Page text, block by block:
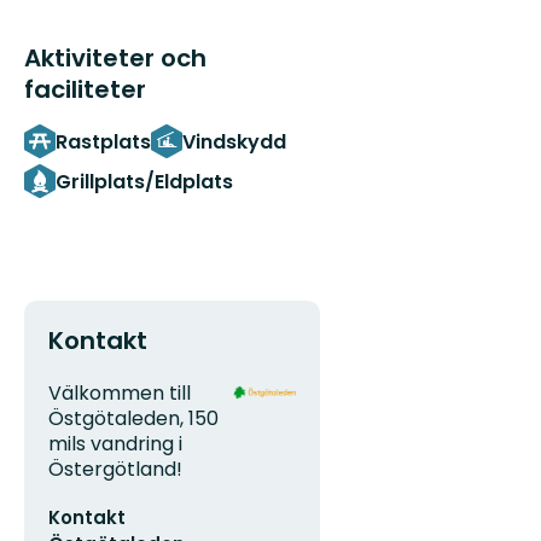
Aktiviteter och
faciliteter
Rastplats
Vindskydd
Grillplats/Eldplats
Kontakt
Adress
Välkommen till
Östgötaleden, 150
mils vandring i
Östergötland!
postadress
Kontakt
Organisationens